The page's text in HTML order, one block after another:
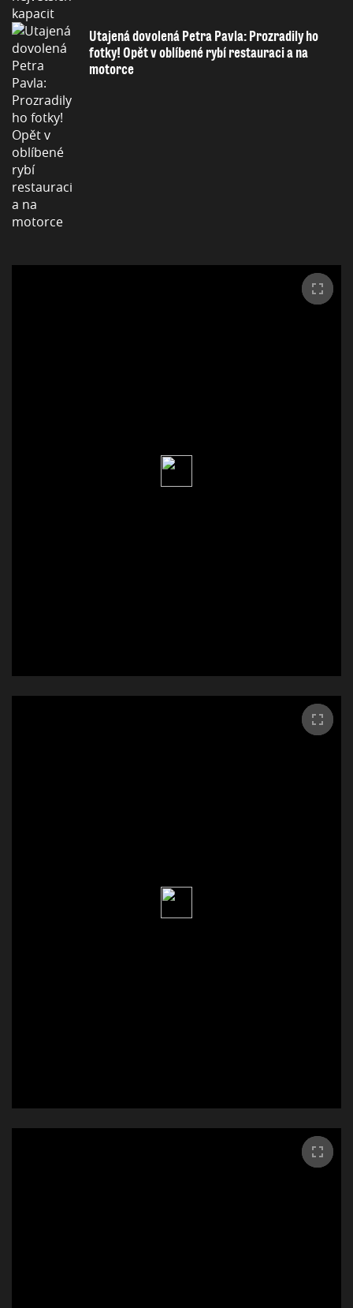
Utajená dovolená Petra Pavla: Prozradily ho
fotky! Opět v oblíbené rybí restauraci a na
motorce